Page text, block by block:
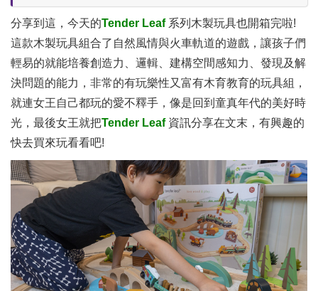
分享到這，今天的Tender Leaf 系列木製玩具也開箱完啦!
這款木製玩具組合了自然風情與火車軌道的遊戲，讓孩子們
輕易的就能培養創造力、邏輯、建構空間感知力、發現及解
決問題的能力，非常的有玩樂性又富有木育教育的玩具組，
就連女王自己都玩的愛不釋手，像是回到童真年代的美好時
光，最後女王就把Tender Leaf 資訊分享在文末，有興趣的
快去買來玩看看吧!